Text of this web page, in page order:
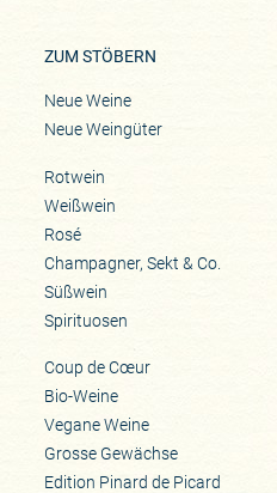
ZUM STÖBERN
Neue Weine
Neue Weingüter
Rotwein
Weißwein
Rosé
Champagner, Sekt & Co.
Süßwein
Spirituosen
Coup de Cœur
Bio-Weine
Vegane Weine
Grosse Gewächse
Edition Pinard de Picard